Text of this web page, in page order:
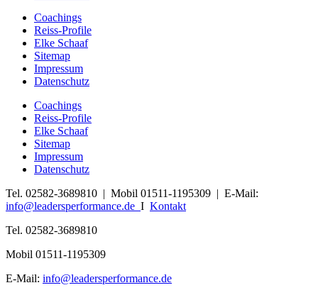
Coachings
Reiss-Profile
Elke Schaaf
Sitemap
Impressum
Datenschutz
Coachings
Reiss-Profile
Elke Schaaf
Sitemap
Impressum
Datenschutz
Tel. 02582-3689810 | Mobil 01511-1195309 | E-Mail:
info@leadersperformance.de I Kontakt
Tel. 02582-3689810
Mobil 01511-1195309
E-Mail: info@leadersperformance.de